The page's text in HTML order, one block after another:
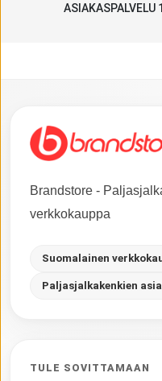
Brandstore -
verkkokauppa
Suomalainen
Paljasjalkakenkien
TULE SOVITTAMAAN